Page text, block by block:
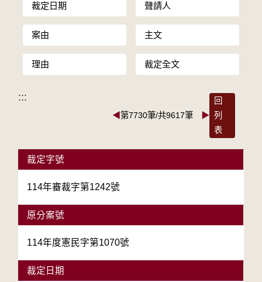
裁定日期 聲請人
案由 主文
理由 裁定全文
:::
◀第7730筆/共9617筆 ▶
回
列
表
裁定字號
114年審裁字第1242號
原分案號
114年度憲民字第1070號
裁定日期